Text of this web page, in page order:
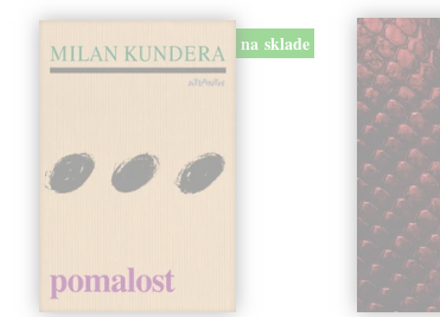
na sklade